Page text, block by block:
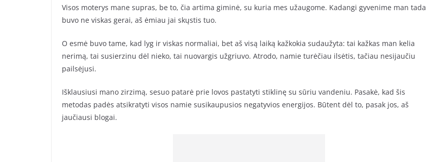
Visos moterys mane supras, be to, čia artima giminė, su kuria mes užaugome. Kadangi gyvenime man tada
buvo ne viskas gerai, aš ėmiau jai skųstis tuo.
O esmė buvo tame, kad lyg ir viskas normaliai, bet aš visą laiką kažkokia sudaužyta: tai kažkas man kelia
nerimą, tai susierzinu dėl nieko, tai nuovargis užgriuvo. Atrodo, namie turėčiau ilsėtis, tačiau nesijaučiu
pailsėjusi.
Išklausiusi mano zirzimą, sesuo patarė prie lovos pastatyti stiklinę su sūriu vandeniu. Pasakė, kad šis
metodas padės atsikratyti visos namie susikaupusios negatyvios energijos. Būtent dėl to, pasak jos, aš
jaučiausi blogai.